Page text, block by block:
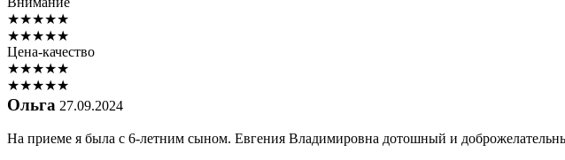
★★★★★
★★★★★
Цена-качество
★★★★★
★★★★★
Ольга 27.09.2024
На приеме я была с 6-летним сыном. Евгения Владимировна дотошный и